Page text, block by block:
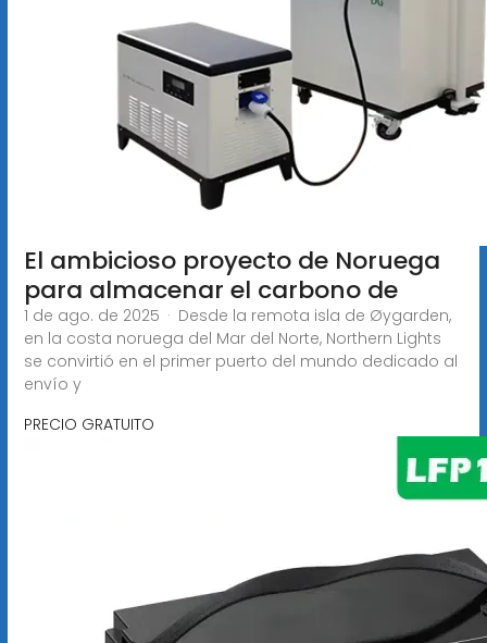
El ambicioso proyecto de Noruega
para almacenar el carbono de
1 de ago. de 2025 · Desde la remota isla de Øygarden,
en la costa noruega del Mar del Norte, Northern Lights
se convirtió en el primer puerto del mundo dedicado al
envío y
PRECIO GRATUITO